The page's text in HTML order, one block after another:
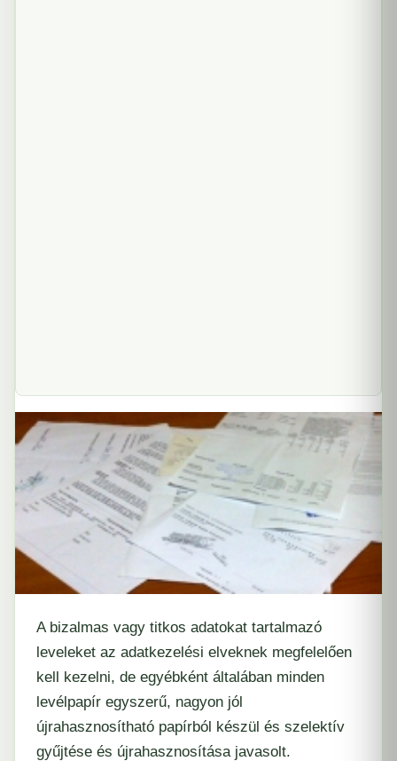
A bizalmas vagy titkos adatokat tartalmazó
leveleket az adatkezelési elveknek megfelelően
kell kezelni, de egyébként általában minden
levélpapír egyszerű, nagyon jól
újrahasznosítható papírból készül és szelektív
gyűjtése és újrahasznosítása javasolt.